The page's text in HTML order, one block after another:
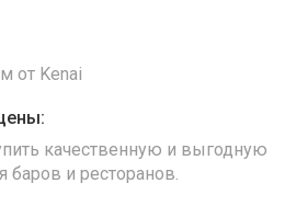
от Kenai
качественную и выгодную
и ресторанов.